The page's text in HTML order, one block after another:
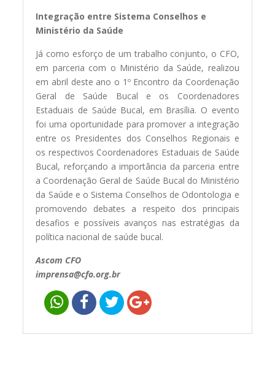
Integração entre Sistema Conselhos e
Ministério da Saúde
Já como esforço de um trabalho conjunto, o CFO,
em parceria com o Ministério da Saúde, realizou
em abril deste ano o 1º Encontro da Coordenação
Geral de Saúde Bucal e os Coordenadores
Estaduais de Saúde Bucal, em Brasília. O evento
foi uma oportunidade para promover a integração
entre os Presidentes dos Conselhos Regionais e
os respectivos Coordenadores Estaduais de Saúde
Bucal, reforçando a importância da parceria entre
a Coordenação Geral de Saúde Bucal do Ministério
da Saúde e o Sistema Conselhos de Odontologia e
promovendo debates a respeito dos principais
desafios e possíveis avanços nas estratégias da
política nacional de saúde bucal.
Ascom CFO
imprensa@cfo.org.br